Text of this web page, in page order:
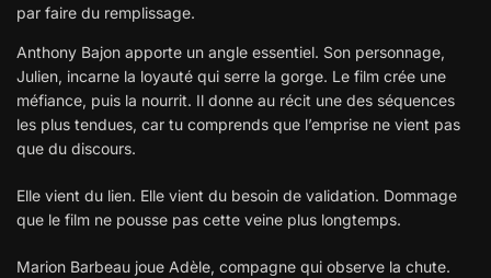
par faire du remplissage.
Anthony Bajon apporte un angle essentiel. Son personnage,
Julien, incarne la loyauté qui serre la gorge. Le film crée une
méfiance, puis la nourrit. Il donne au récit une des séquences
les plus tendues, car tu comprends que l’emprise ne vient pas
que du discours.
Elle vient du lien. Elle vient du besoin de validation. Dommage
que le film ne pousse pas cette veine plus longtemps.
Marion Barbeau joue Adèle, compagne qui observe la chute.